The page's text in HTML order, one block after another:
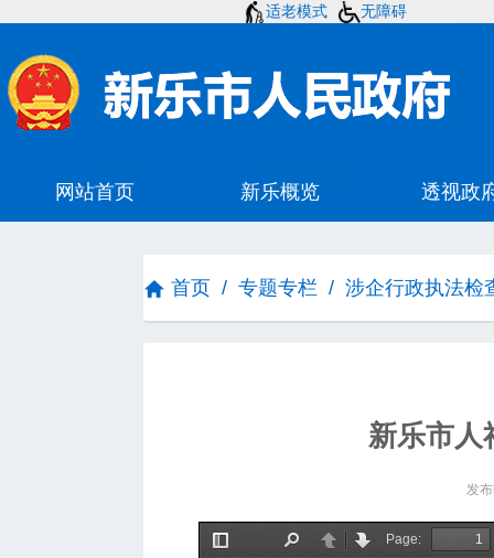
适老模式 无障碍
首页 / 专题专栏 / 涉企行政执法检
新乐市人
发